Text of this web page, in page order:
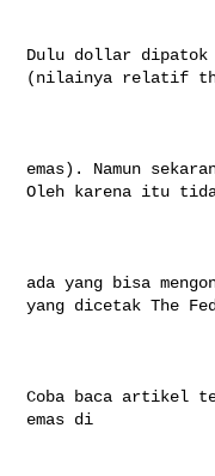
Dulu dollar dipatok
(nilainya relatif
emas). Namun
Oleh karena itu
ada yang bisa
yang dicetak The
Coba baca artikel
emas di